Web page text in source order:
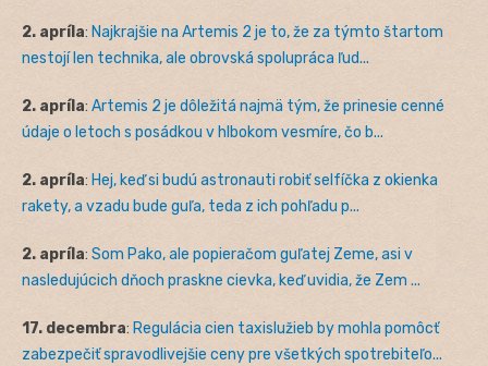
2. apríla: Najkrajšie na Artemis 2 je to, že za týmto štartom
nestojí len technika, ale obrovská spolupráca ľud...
2. apríla: Artemis 2 je dôležitá najmä tým, že prinesie cenné
údaje o letoch s posádkou v hlbokom vesmíre, čo b...
2. apríla: Hej, keď si budú astronauti robiť selfíčka z okienka
rakety, a vzadu bude guľa, teda z ich pohľadu p...
2. apríla: Som Pako, ale popieračom guľatej Zeme, asi v
nasledujúcich dňoch praskne cievka, keď uvidia, že Zem ...
17. decembra: Regulácia cien taxislužieb by mohla pomôcť
zabezpečiť spravodlivejšie ceny pre všetkých spotrebiteľo...